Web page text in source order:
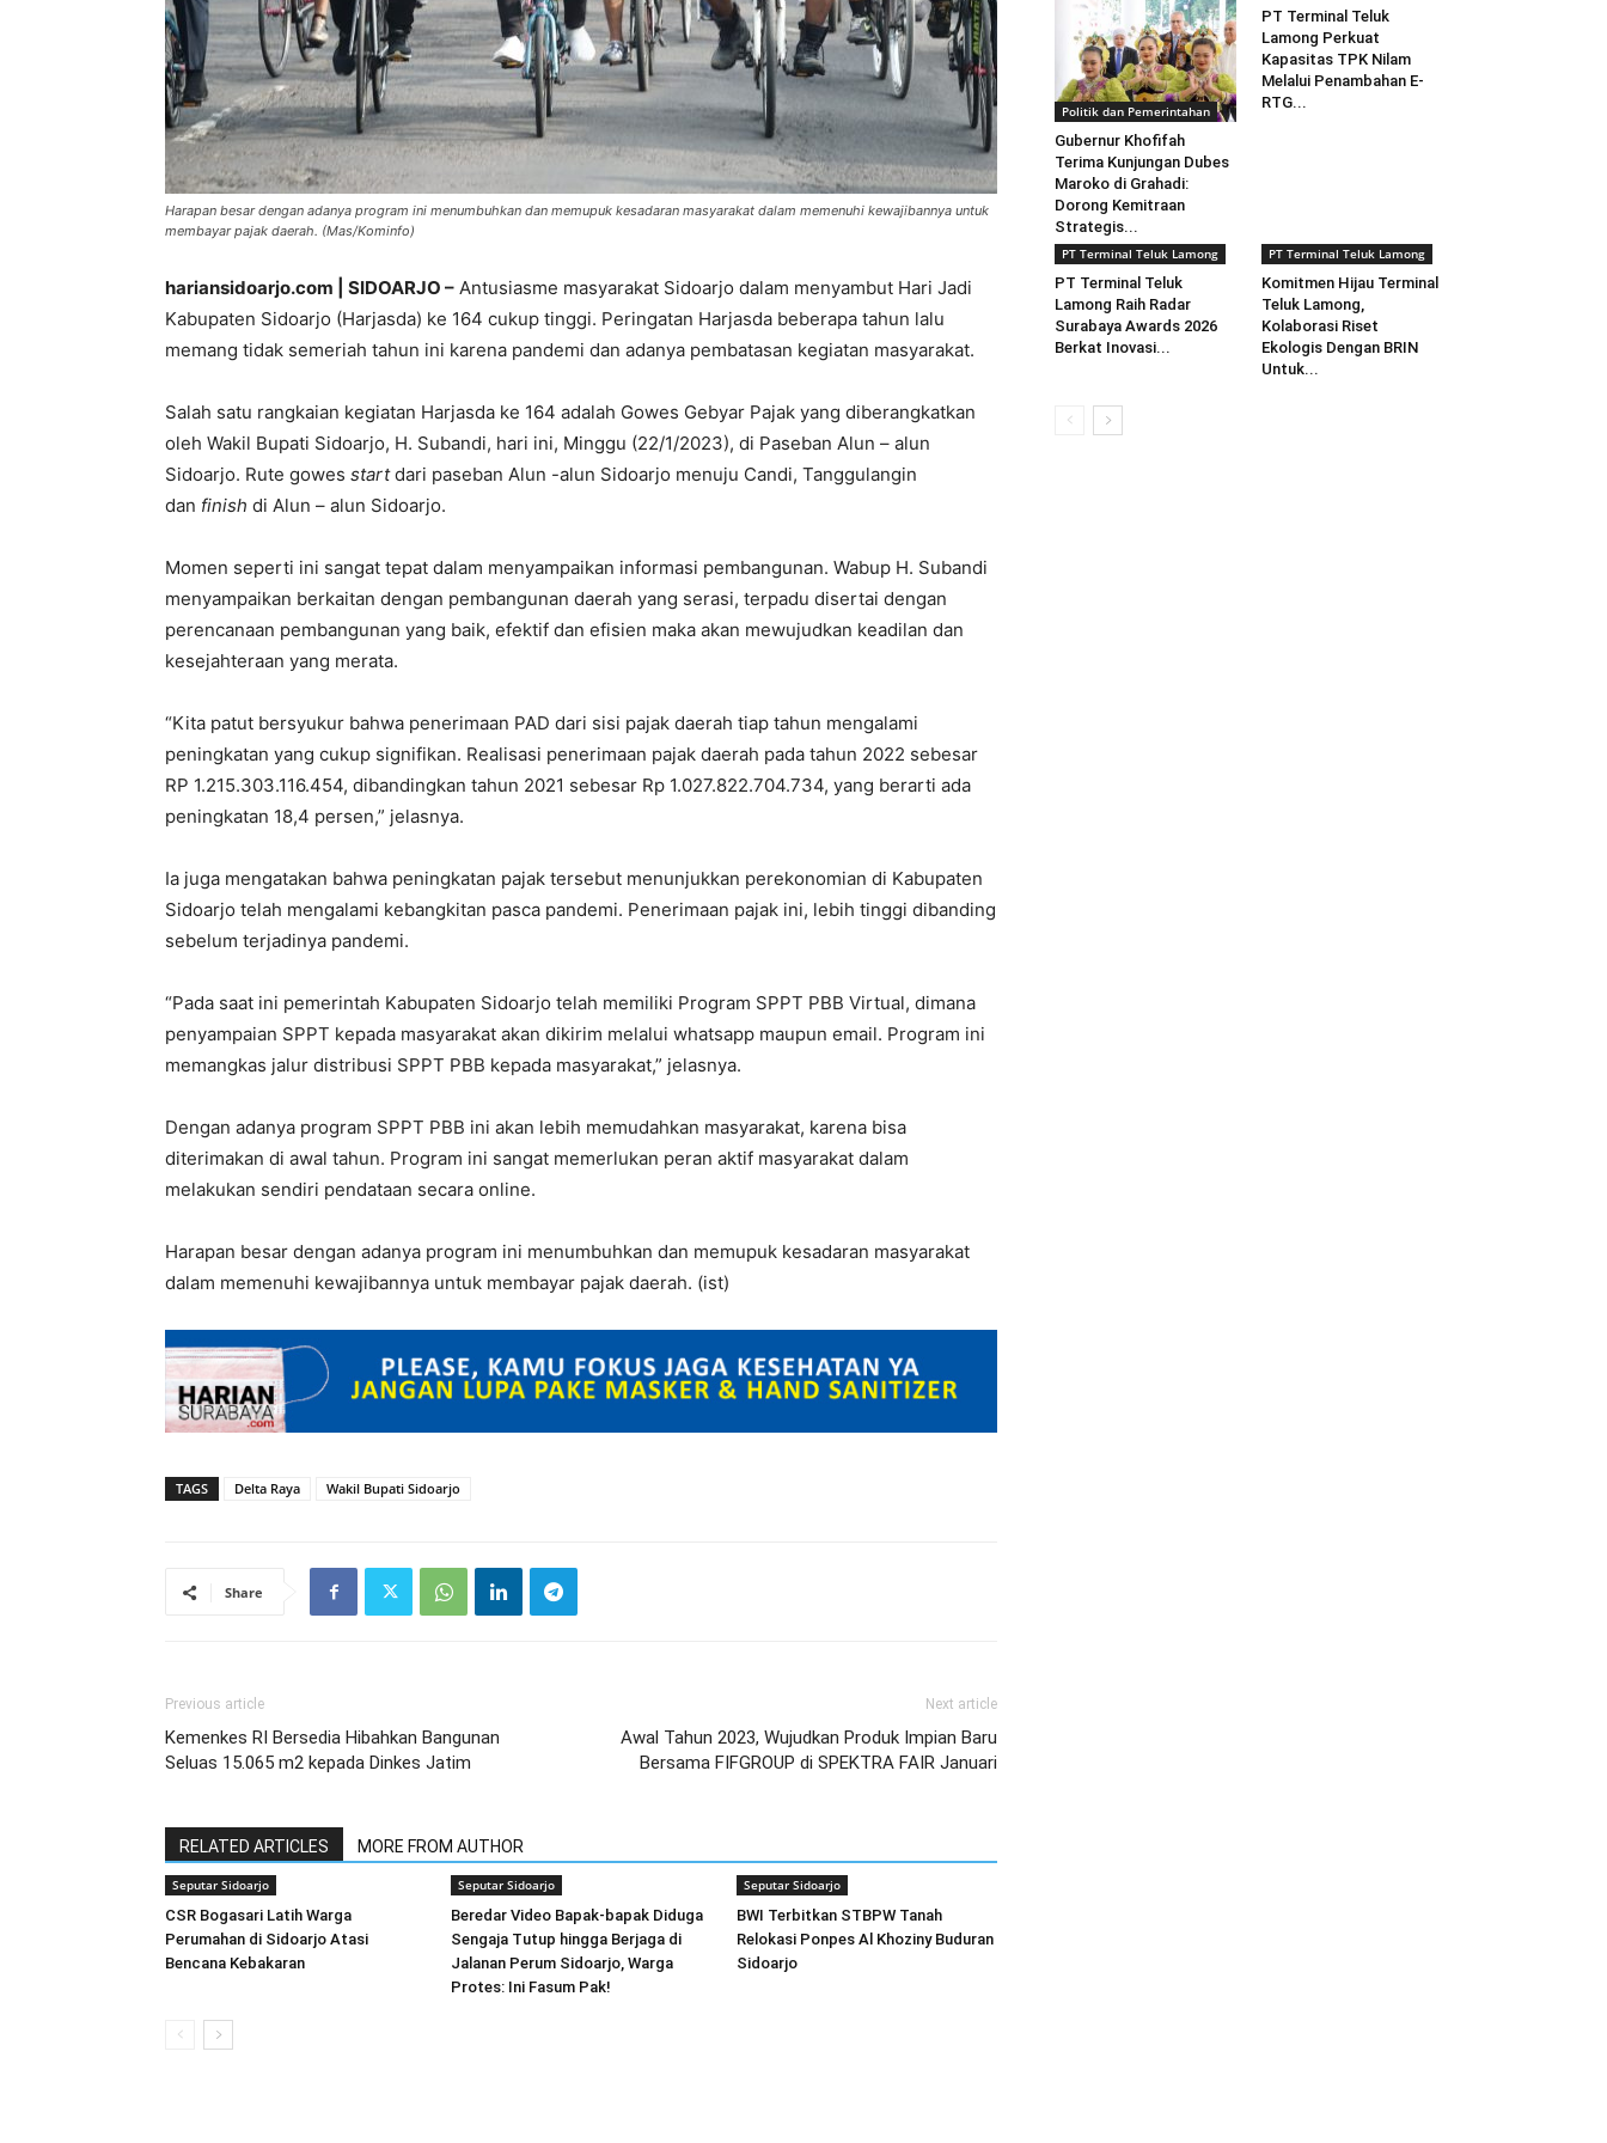
Harapan besar dengan adanya program ini menumbuhkan dan memupuk kesadaran masyarakat dalam memenuhi kewajibannya untuk
membayar pajak daerah. (Mas/Kominfo)
hariansidoarjo.com | SIDOARJO – Antusiasme masyarakat Sidoarjo dalam menyambut Hari Jadi
Kabupaten Sidoarjo (Harjasda) ke 164 cukup tinggi. Peringatan Harjasda beberapa tahun lalu
memang tidak semeriah tahun ini karena pandemi dan adanya pembatasan kegiatan masyarakat.
Salah satu rangkaian kegiatan Harjasda ke 164 adalah Gowes Gebyar Pajak yang diberangkatkan
oleh Wakil Bupati Sidoarjo, H. Subandi, hari ini, Minggu (22/1/2023), di Paseban Alun – alun
Sidoarjo. Rute gowes startdari paseban Alun -alun Sidoarjo menuju Candi, Tanggulangin
dan finish di Alun – alun Sidoarjo.
Momen seperti ini sangat tepat dalam menyampaikan informasi pembangunan. Wabup H. Subandi
menyampaikan berkaitan dengan pembangunan daerah yang serasi, terpadu disertai dengan
perencanaan pembangunan yang baik, efektif dan efisien maka akan mewujudkan keadilan dan
kesejahteraan yang merata.
“Kita patut bersyukur bahwa penerimaan PAD dari sisi pajak daerah tiap tahun mengalami
peningkatan yang cukup signifikan. Realisasi penerimaan pajak daerah pada tahun 2022 sebesar
RP 1.215.303.116.454, dibandingkan tahun 2021 sebesar Rp 1.027.822.704.734, yang berarti ada
peningkatan 18,4 persen,” jelasnya.
Ia juga mengatakan bahwa peningkatan pajak tersebut menunjukkan perekonomian di Kabupaten
Sidoarjo telah mengalami kebangkitan pasca pandemi. Penerimaan pajak ini, lebih tinggi dibanding
sebelum terjadinya pandemi.
“Pada saat ini pemerintah Kabupaten Sidoarjo telah memiliki Program SPPT PBB Virtual, dimana
penyampaian SPPT kepada masyarakat akan dikirim melalui whatsapp maupun email. Program ini
memangkas jalur distribusi SPPT PBB kepada masyarakat,” jelasnya.
Dengan adanya program SPPT PBB ini akan lebih memudahkan masyarakat, karena bisa
diterimakan di awal tahun. Program ini sangat memerlukan peran aktif masyarakat dalam
melakukan sendiri pendataan secara online.
Harapan besar dengan adanya program ini menumbuhkan dan memupuk kesadaran masyarakat
dalam memenuhi kewajibannya untuk membayar pajak daerah. (ist)
TAGS Delta Raya Wakil Bupati Sidoarjo
Share
Previous article
Kemenkes RI Bersedia Hibahkan Bangunan
Seluas 15.065 m2 kepada Dinkes Jatim
Next article
Awal Tahun 2023, Wujudkan Produk Impian Baru
Bersama FIFGROUP di SPEKTRA FAIR Januari
RELATED ARTICLES MORE FROM AUTHOR
Seputar Sidoarjo
CSR Bogasari Latih Warga
Perumahan di Sidoarjo Atasi
Bencana Kebakaran
Seputar Sidoarjo
Beredar Video Bapak-bapak Diduga
Sengaja Tutup hingga Berjaga di
Jalanan Perum Sidoarjo, Warga
Protes: Ini Fasum Pak!
Seputar Sidoarjo
BWI Terbitkan STBPW Tanah
Relokasi Ponpes Al Khoziny Buduran
Sidoarjo
Politik dan Pemerintahan
Gubernur Khofifah
Terima Kunjungan Dubes
Maroko di Grahadi:
Dorong Kemitraan
Strategis...
PT Terminal Teluk
Lamong Perkuat
Kapasitas TPK Nilam
Melalui Penambahan E-
RTG...
PT Terminal Teluk Lamong
PT Terminal Teluk
Lamong Raih Radar
Surabaya Awards 2026
Berkat Inovasi...
PT Terminal Teluk Lamong
Komitmen Hijau Terminal
Teluk Lamong,
Kolaborasi Riset
Ekologis Dengan BRIN
Untuk...